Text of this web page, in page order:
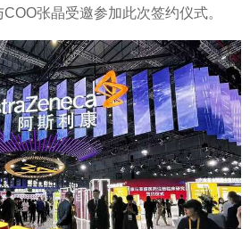
张晶受邀参加此次签约仪式。